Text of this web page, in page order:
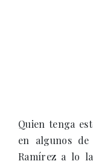
Quien tenga
en algunos
Ramírez a lo